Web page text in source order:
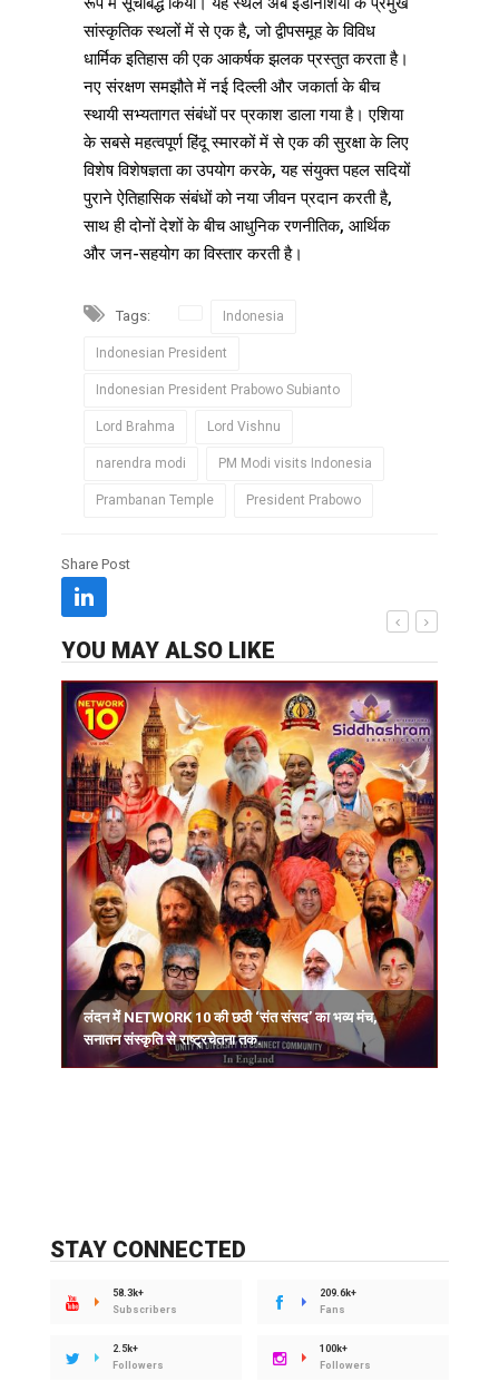
सांस्कृतिक स्थलों में से एक है, जो द्वीपसमूह के विविध
धार्मिक इतिहास की एक आकर्षक झलक प्रस्तुत करता है।
नए संरक्षण समझौते में नई दिल्ली और जकार्ता के बीच
स्थायी सभ्यतागत संबंधों पर प्रकाश डाला गया है। एशिया
के सबसे महत्वपूर्ण हिंदू स्मारकों में से एक की सुरक्षा के लिए
विशेष विशेषज्ञता का उपयोग करके, यह संयुक्त पहल सदियों
पुराने ऐतिहासिक संबंधों को नया जीवन प्रदान करती है,
साथ ही दोनों देशों के बीच आधुनिक रणनीतिक, आर्थिक
और जन-सहयोग का विस्तार करती है।
Tags: Indonesia
Indonesian President
Indonesian President Prabowo Subianto
Lord Brahma Lord Vishnu
narendra modi PM Modi visits Indonesia
Prambanan Temple President Prabowo
Share Post
YOU MAY ALSO LIKE
लंदन में NETWORK 10 की छठी ‘संत संसद’ का भव्य मंच,
सनातन संस्कृति से राष्ट्रचेतना तक.
STAY CONNECTED
58.3k+
Subscribers
209.6k+
Fans
2.5k+
Followers
100k+
Followers